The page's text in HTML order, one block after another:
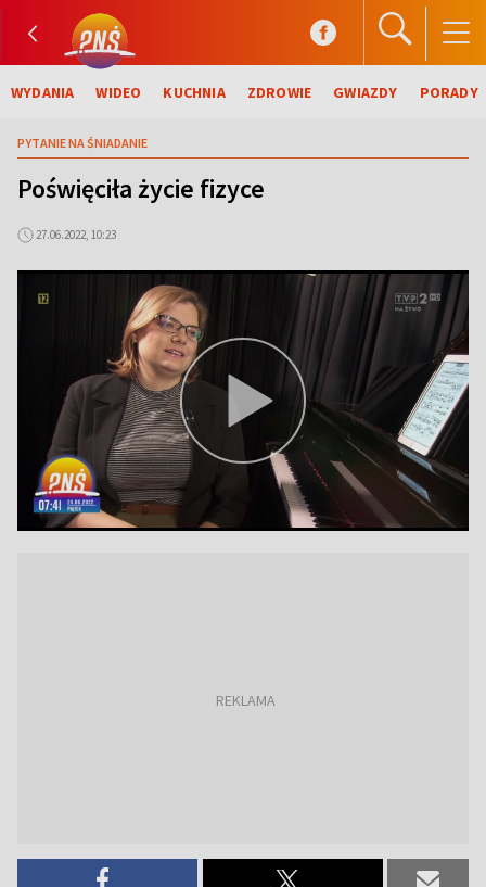
WYDANIA WIDEO KUCHNIA ZDROWIE GWIAZDY PORADY
PYTANIE NA ŚNIADANIE
Poświęciła życie fizyce
27.06.2022, 10:23